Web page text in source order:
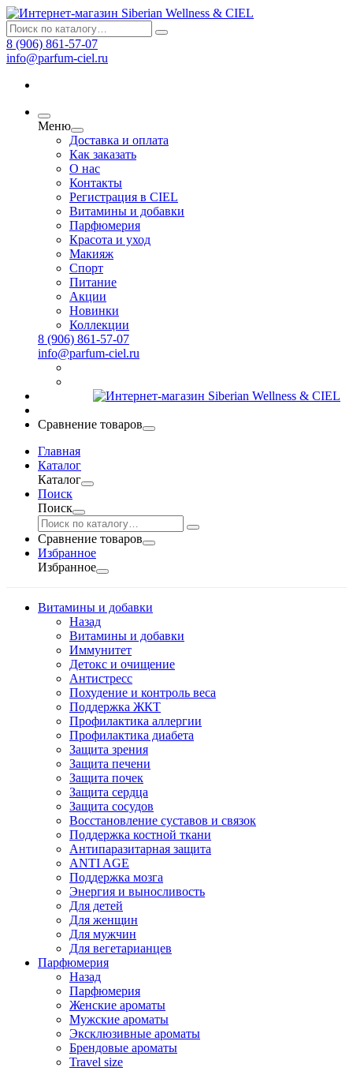
8 (906) 861-57-07
info@parfum-ciel.ru
Меню
Доставка и оплата
Как заказать
О нас
Контакты
Регистрация в CIEL
Витамины и добавки
Парфюмерия
Красота и уход
Макияж
Спорт
Питание
Акции
Новинки
Коллекции
8 (906) 861-57-07
info@parfum-ciel.ru
Сравнение товаров
Главная
Каталог
Каталог
Поиск
Поиск
Сравнение товаров
Избранное
Избранное
Витамины и добавки
Назад
Витамины и добавки
Иммунитет
Детокс и очищение
Антистресс
Похудение и контроль веса
Поддержка ЖКТ
Профилактика аллергии
Профилактика диабета
Защита зрения
Защита печени
Защита почек
Защита сердца
Защита сосудов
Восстановление суставов и связок
Поддержка костной ткани
Антипаразитарная защита
ANTI AGE
Поддержка мозга
Энергия и выносливость
Для детей
Для женщин
Для мужчин
Для вегетарианцев
Парфюмерия
Назад
Парфюмерия
Женские ароматы
Мужские ароматы
Эксклюзивные ароматы
Брендовые ароматы
Travel size